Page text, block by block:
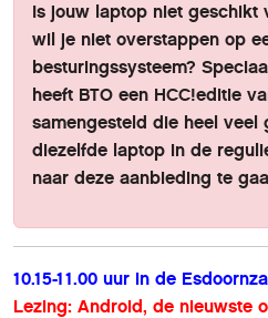
Is jouw laptop niet geschikt
wil je niet overstappen op
besturingssysteem?
heeft BTO een HCC!editie
samengesteld die heel veel
diezelfde laptop in de
naar deze aanbieding te
10.15-11.00 uur in de
Lezing: Android, de nieuwste